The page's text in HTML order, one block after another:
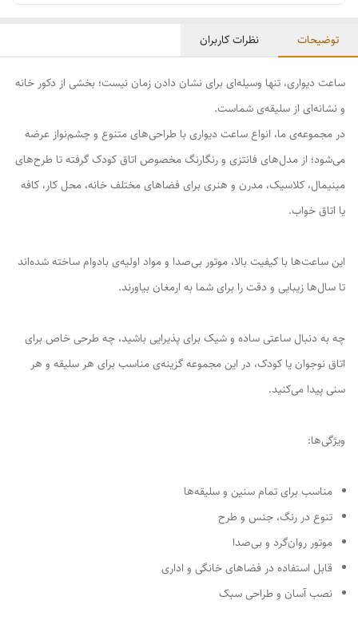
توضیحات نظرات کاربران
ساعت دیواری، تنها وسیله‌ای برای نشان دادن زمان نیست؛ بخشی از دکور خانه
و نشانه‌ای از سلیقه‌ی شماست.
در مجموعه‌ی ما، انواع ساعت دیواری با طراحی‌های متنوع و چشم‌نواز عرضه
می‌شود؛ از مدل‌های فانتزی و رنگارنگ مخصوص اتاق کودک گرفته تا طرح‌های
مینیمال، کلاسیک، مدرن و هنری برای فضاهای مختلف خانه، محل کار، کافه
یا اتاق خواب.
این ساعت‌ها با کیفیت بالا، موتور بی‌صدا و مواد اولیه‌ی بادوام ساخته شده‌اند
تا سال‌ها زیبایی و دقت را برای شما به ارمغان بیاورند.
چه به دنبال ساعتی ساده و شیک برای پذیرایی باشید، چه طرحی خاص برای
اتاق نوجوان یا کودک، در این مجموعه گزینه‌ی مناسب برای هر سلیقه و هر
سنی پیدا می‌کنید.
ویژگی‌ها:
مناسب برای تمام سنین و سلیقه‌ها
تنوع در رنگ، جنس و طرح
موتور روان‌گرد و بی‌صدا
قابل استفاده در فضاهای خانگی و اداری
نصب آسان و طراحی سبک